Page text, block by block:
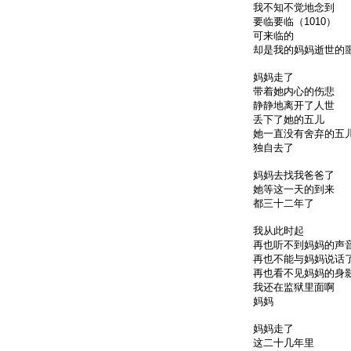
我不知不觉地念到
要临要临（1010）
可来临的
却是我的妈妈逝世的
妈妈走了
带着她内心的伤悲
静静地离开了人世
丢下了她的五儿
她一直没有舍弃的五
独自去了
妈妈去找我爸爸了
她等这一天的到来
都三十二年了
我从此时起
再也听不到妈妈的声
再也不能与妈妈说话
再也看不见妈妈的身
我还在监狱里面啊
妈妈
妈妈走了
这二十几年里